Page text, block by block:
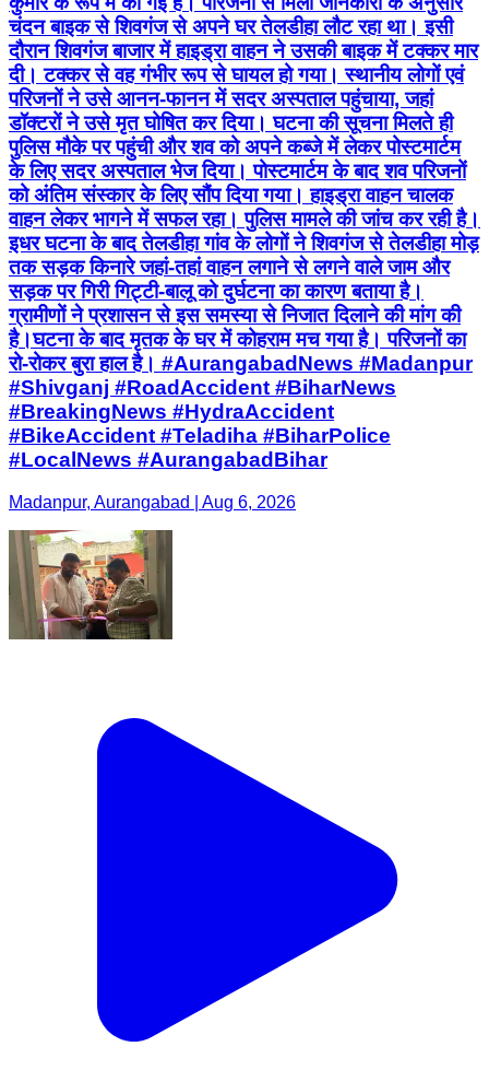
चंदन बाइक से शिवगंज से अपने घर तेलडीहा लौट रहा था। इसी
दौरान शिवगंज बाजार में हाइड्रा वाहन ने उसकी बाइक में टक्कर मार
दी। टक्कर से वह गंभीर रूप से घायल हो गया। स्थानीय लोगों एवं
परिजनों ने उसे आनन-फानन में सदर अस्पताल पहुंचाया, जहां
डॉक्टरों ने उसे मृत घोषित कर दिया। घटना की सूचना मिलते ही
पुलिस मौके पर पहुंची और शव को अपने कब्जे में लेकर पोस्टमार्टम
के लिए सदर अस्पताल भेज दिया। पोस्टमार्टम के बाद शव परिजनों
को अंतिम संस्कार के लिए सौंप दिया गया। हाइड्रा वाहन चालक
वाहन लेकर भागने में सफल रहा। पुलिस मामले की जांच कर रही है।
इधर घटना के बाद तेलडीहा गांव के लोगों ने शिवगंज से तेलडीहा मोड़
तक सड़क किनारे जहां-तहां वाहन लगाने से लगने वाले जाम और
सड़क पर गिरी गिट्टी-बालू को दुर्घटना का कारण बताया है।
ग्रामीणों ने प्रशासन से इस समस्या से निजात दिलाने की मांग की
है।घटना के बाद मृतक के घर में कोहराम मच गया है। परिजनों का
रो-रोकर बुरा हाल है। #AurangabadNews #Madanpur
#Shivganj #RoadAccident #BiharNews
#BreakingNews #HydraAccident
#BikeAccident #Teladiha #BiharPolice
#LocalNews #AurangabadBihar
Madanpur, Aurangabad | Aug 6, 2026